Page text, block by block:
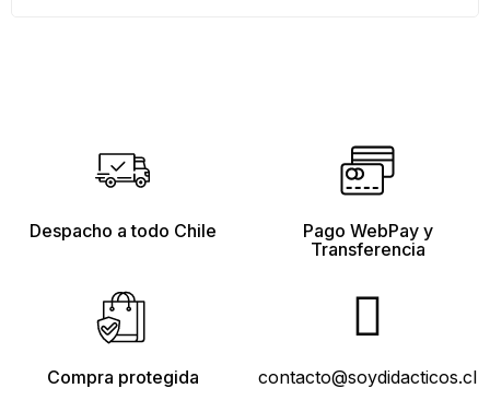
Despacho a todo Chile
Pago WebPay y
Transferencia
Compra protegida contacto@soydidacticos.cl